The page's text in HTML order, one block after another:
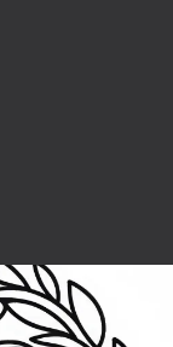
tegn